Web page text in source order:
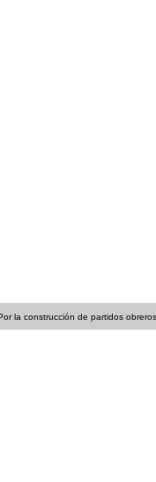
la construcción de partidos